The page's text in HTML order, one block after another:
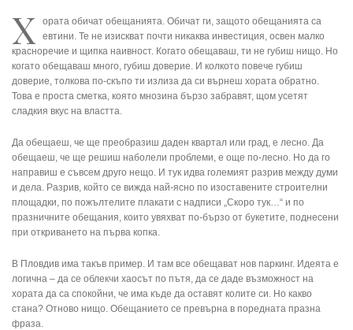
Х
ората обичат обещанията. Обичат ги, защото обещанията са
евтини. Те не изискват почти никаква инвестиция, освен малко
красноречие и щипка наивност. Когато обещаваш, ти не губиш нищо. Но
когато обещаваш много, губиш доверие. И колкото повече губиш
доверие, толкова по-скъпо ти излиза да си върнеш хората обратно.
Това е проста сметка, която мнозина бързо забравят, щом усетят
сладкия вкус на властта.
Да обещаеш, че ще преобразиш даден квартал или град, е лесно. Да
обещаеш, че ще решиш наболели проблеми, е още по-лесно. Но да го
направиш е съвсем друго нещо. И тук идва големият разрив между думи
и дела. Разрив, който се вижда най-ясно по изоставените строителни
площадки, по пожълтелите плакати с надписи „Скоро тук…“ и по
празничните обещания, които увяхват по-бързо от букетите, поднесени
при откриването на първа копка.
В Пловдив има такъв пример. И там все обещават нов паркинг. Идеята е
логична – да се облекчи хаосът по пътя, да се даде възможност на
хората да са спокойни, че има къде да оставят колите си. Но какво
стана? Отново нищо. Обещанието се превърна в поредната празна
фраза.